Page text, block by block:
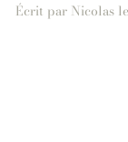
Écrit par Nicolasle